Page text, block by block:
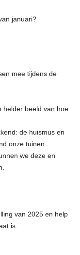
januari?
mee tijdens de
helder beeld van hoe
de huismus en
onze tuinen.
we deze en
van 2025 en help
is.